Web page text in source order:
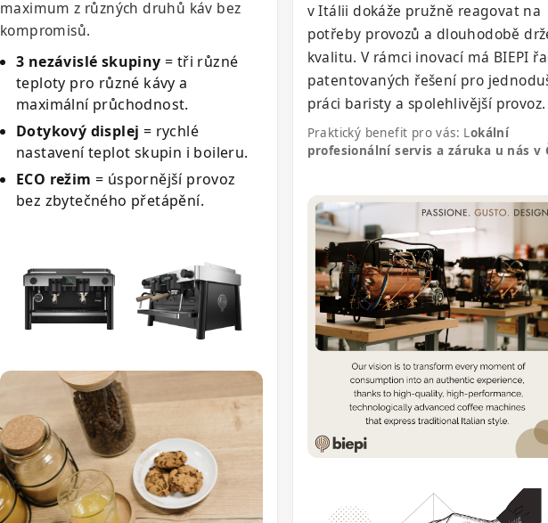
maximum z různých druhů káv bez
kompromisů.
3 nezávislé skupiny = tři různé
teploty pro různé kávy a
maximální průchodnost.
Dotykový displej = rychlé
nastavení teplot skupin i boileru.
ECO režim = úspornější provoz
bez zbytečného přetápění.
v Itálii dokáže pružně reagovat na
potřeby provozů a dlouhodobě
kvalitu. V rámci inovací má BIEPI
patentovaných řešení pro
práci baristy a spolehlivější provoz.
Praktický benefit pro vás: Lokální
profesionální servis a záruka u nás v